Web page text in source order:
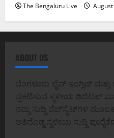
The Bengaluru Live
ABOUT US
ಬೆಂಗಳೂರು ಲೈವ್ ಇಂಗ್ಲಿಷ್ ಮತ್ತು
ಪ್ರಕಟಿಸುವ ಸ್ಥಳೀಯ ಡಿಜಿಟಲ್
ನಮ್ಮ ಸುದ್ದಿ ವೆಬ್‌ಸೈಟ್‌ಗಳ ಮೂಲಕ
ಅತಿದೊಡ್ಡ ಸ್ಥಳೀಯ ಸುದ್ದಿ